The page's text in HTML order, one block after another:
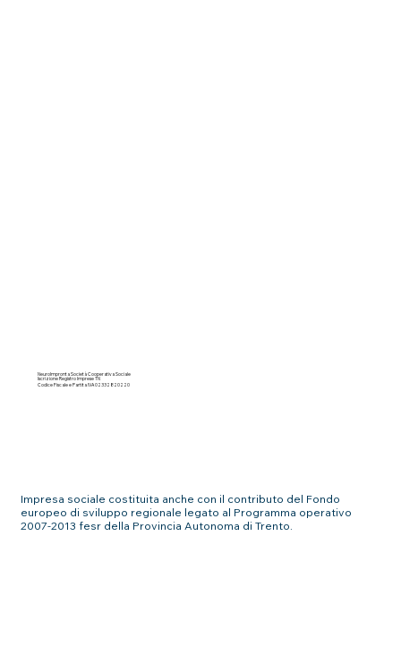
NeuroImpronta Società Cooperativa Sociale
Iscrizione Registro Imprese TN
Codice Fiscale e Partita IVA 02332820220
Impresa sociale costituita anche con il contributo del Fondo
europeo di sviluppo regionale legato al Programma operativo
2007-2013 fesr della Provincia Autonoma di Trento.